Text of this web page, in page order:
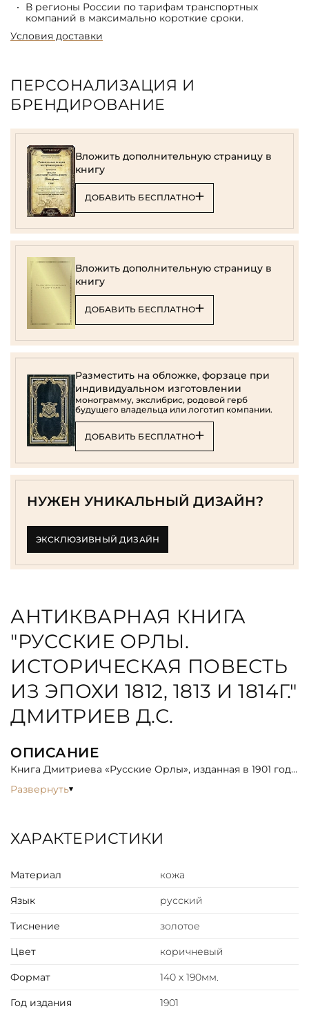
В регионы России по тарифам транспортных
компаний в максимально короткие сроки.
Условия доставки
ПЕРСОНАЛИЗАЦИЯ И
БРЕНДИРОВАНИЕ
Вложить дополнительную страницу в
книгу
ДОБАВИТЬ БЕСПЛАТНО
Вложить дополнительную страницу в
книгу
ДОБАВИТЬ БЕСПЛАТНО
Разместить на обложке, форзаце при
индивидуальном изготовлении
монограмму, экслибрис, родовой герб
будущего владельца или логотип компании.
ДОБАВИТЬ БЕСПЛАТНО
НУЖЕН УНИКАЛЬНЫЙ ДИЗАЙН?
ЭКСКЛЮЗИВНЫЙ ДИЗАЙН
АНТИКВАРНАЯ КНИГА
"РУССКИЕ ОРЛЫ.
ИСТОРИЧЕСКАЯ ПОВЕСТЬ
ИЗ ЭПОХИ 1812, 1813 И 1814Г."
ДМИТРИЕВ Д.С.
ОПИСАНИЕ
Книга Дмитриева «Русские Орлы», изданная в 1901 году,
представляет собой сборник патриотических или
истории. Название «Русские Орлы» само по себе
метафорично, символизируя мощь, величие и
Часть 1. Полоненная Москва Часть 2. Освобожденная
Развернуть
ХАРАКТЕРИСТИКИ
Материал кожа
Язык русский
Тиснение золотое
Цвет коричневый
Формат 140 х 190мм.
Год издания 1901